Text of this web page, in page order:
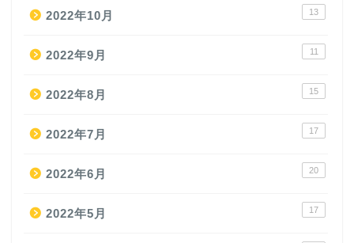
2022年10月 13
2022年9月 11
2022年8月 15
2022年7月 17
2022年6月 20
2022年5月 17